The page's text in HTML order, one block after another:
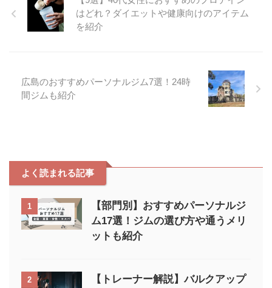
ぞ。 どこで売ってる？BAKUNE
パジャマは4ヶ所で販売 BAKUNE
の公式サイトでは期間限定セール
やクーポン配布などがあるため、
はどれ？ダイエットや健康向けのアイテム
を紹介
広島のおすすめパーソナルジム7選！24時
間ジムも紹介
よく読まれる記事
1
【部門別】おすすめパーソナルジ
ム17選！ジムの選び方や通うメリ
ットも紹介
2
【トレーナー解説】バルクアップ